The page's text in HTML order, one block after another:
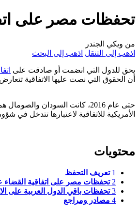
تحفظات مصر على
من ويكي الجندر
اذهب إلى التنقل اذهب إلى البحث
يحق للدول التي انضمت أو صادقت على
أن الحقوق التي نصت عليها الاتفاقية
حتى عام 2016، كانت السودان
الأمريكية للاتفاقية لاعتبارها تتدخل في
محتويات
1 تعريف التحفظ
2 تحفظات مصر على اتفاقية القضاء
3 تحفظات باقي الدول العربية على
4 مصادر ومراجع